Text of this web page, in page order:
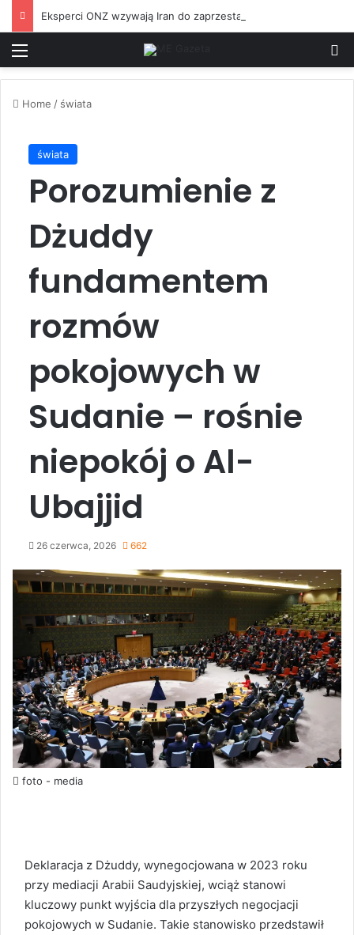
Home / świata
świata
Porozumienie z
Dżuddy
fundamentem
rozmów
pokojowych w
Sudanie – rośnie
niepokój o Al-
Ubajjid
26 czerwca, 2026 662
foto - media
Deklaracja z Dżuddy, wynegocjowana w 2023 roku
przy mediacji Arabii Saudyjskiej, wciąż stanowi
kluczowy punkt wyjścia dla przyszłych negocjacji
pokojowych w Sudanie. Takie stanowisko przedstawił